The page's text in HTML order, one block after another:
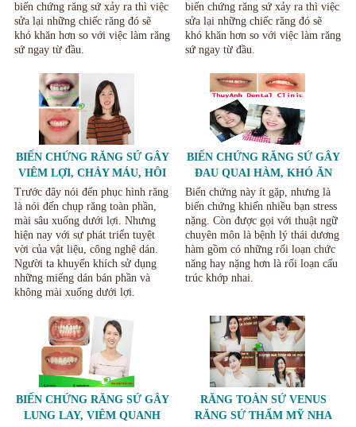
biến chứng răng sứ xảy ra thì việc
sửa lại những chiếc răng đó sẽ
khó khăn hơn so với việc làm răng
sứ ngay từ đầu.
biến chứng răng sứ xảy ra thì việc
sửa lại những chiếc răng đó sẽ
khó khăn hơn so với việc làm răng
sứ ngay từ đầu.
BIẾN CHỨNG RĂNG SỨ GÂY
VIÊM LỢI, CHẢY MÁU, HÔI
MIỆNG VÀ CÁCH KHẮC
PHỤC
Trước đây nói đến phục hình răng
là nói đến chụp răng toàn phần,
mài sâu xuống dưới lợi. Nhưng
hiện nay với sự phát triển tuyệt
vời của vật liệu, công nghệ dán.
Người ta khuyến khích sử dụng
những miếng dán bán phần và
không mài xuống dưới lợi.
BIẾN CHỨNG RĂNG SỨ GÂY
ĐAU QUAI HÀM, KHÓ ĂN
NHAI VÀ CÁCH KHẮC PHỤC
Biến chứng này ít gặp, nhưng là
biến chứng khiến nhiều bạn stress
nặng. Còn được gọi với thuật ngữ
chuyên môn là bệnh lý thái dương
hàm gồm có những rối loạn chức
năng hay nặng hơn là rối loạn cấu
trúc khớp nhai.
BIẾN CHỨNG RĂNG SỨ GÂY
LUNG LAY, VIÊM QUANH
RĂNG TOÀN SỨ VENUS
RĂNG SỨ THẨM MỸ NHA